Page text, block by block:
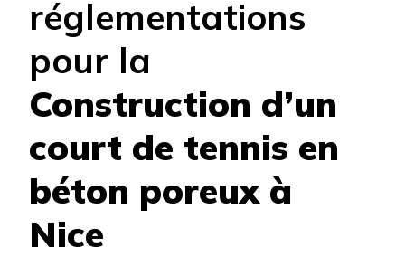
réglementations
pour la
Construction d’un
court de tennis en
béton poreux à
Nice